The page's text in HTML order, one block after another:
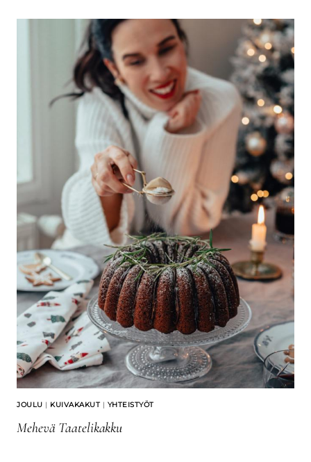
JOULU | KUIVAKAKUT | YHTEISTYÖT
Mehevä Taatelikakku